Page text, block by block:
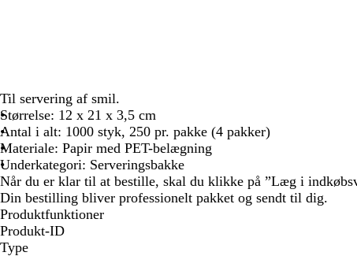
Til servering af smil.
Størrelse: 12 x 21 x 3,5 cm
Antal i alt: 1000 styk, 250 pr. pakke (4 pakker)
Materiale: Papir med PET-belægning
Underkategori: Serveringsbakke
Når du er klar til at bestille, skal du klikke på ”Læg i
Din bestilling bliver professionelt pakket og sendt til dig.
Produktfunktioner
Produkt-ID
Type